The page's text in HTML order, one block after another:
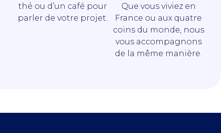
thé ou d’un café pour
parler de votre projet.
Que vous viviez en
France ou aux quatre
coins du monde, nous
vous accompagnons
de la même manière.